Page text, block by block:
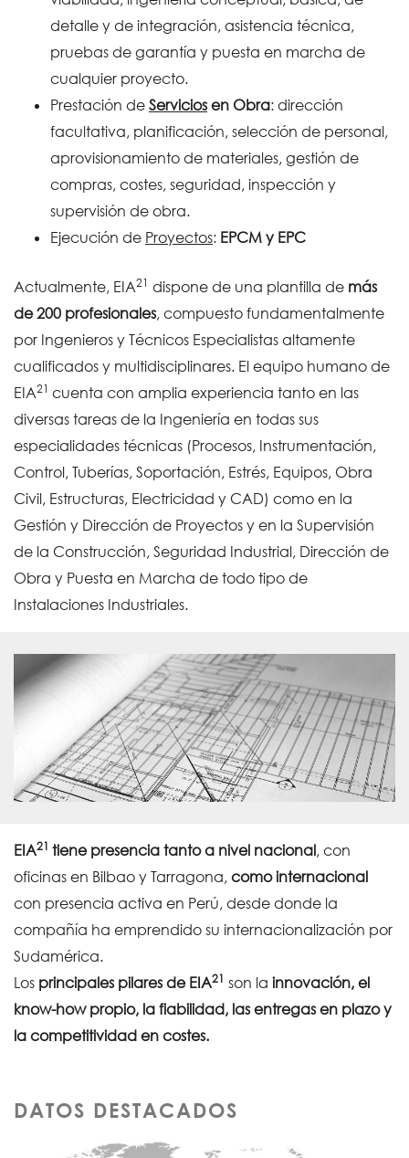
detalle y de integración, asistencia técnica,
pruebas de garantía y puesta en marcha de
cualquier proyecto.
Prestación de Servicios en Obra: dirección
facultativa, planificación, selección de personal,
aprovisionamiento de materiales, gestión de
compras, costes, seguridad, inspección y
supervisión de obra.
Ejecución de Proyectos: EPCM y EPC
Actualmente, EIA21 dispone de una plantilla de más
de 200 profesionales, compuesto fundamentalmente
por Ingenieros y Técnicos Especialistas altamente
cualificados y multidisciplinares. El equipo humano de
EIA21 cuenta con amplia experiencia tanto en las
diversas tareas de la Ingeniería en todas sus
especialidades técnicas (Procesos, Instrumentación,
Control, Tuberías, Soportación, Estrés, Equipos, Obra
Civil, Estructuras, Electricidad y CAD) como en la
Gestión y Dirección de Proyectos y en la Supervisión
de la Construcción, Seguridad Industrial, Dirección de
Obra y Puesta en Marcha de todo tipo de
Instalaciones Industriales.
EIA21 tiene presencia tanto a nivel nacional, con
oficinas en Bilbao y Tarragona, como internacional
con presencia activa en Perú, desde donde la
compañía ha emprendido su internacionalización por
Sudamérica.
Los principales pilares de EIA21 son la innovación, el
know-how propio, la fiabilidad, las entregas en plazo y
la competitividad en costes.
DATOS DESTACADOS